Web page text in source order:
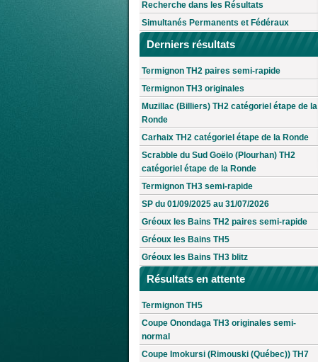
Recherche dans les Résultats
Simultanés Permanents et Fédéraux
Derniers résultats
Termignon TH2 paires semi-rapide
Termignon TH3 originales
Muzillac (Billiers) TH2 catégoriel étape de la
Ronde
Carhaix TH2 catégoriel étape de la Ronde
Scrabble du Sud Goëlo (Plourhan) TH2
catégoriel étape de la Ronde
Termignon TH3 semi-rapide
SP du 01/09/2025 au 31/07/2026
Gréoux les Bains TH2 paires semi-rapide
Gréoux les Bains TH5
Gréoux les Bains TH3 blitz
Résultats en attente
Termignon TH5
Coupe Onondaga TH3 originales semi-
normal
Coupe Imokursi (Rimouski (Québec)) TH7